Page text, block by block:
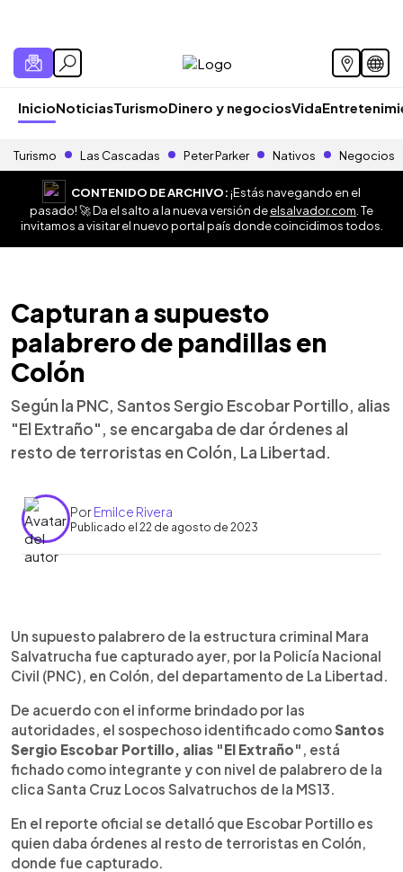
InicioNoticiasTurismoDinero y negociosVida
Turismo Las Cascadas Peter Parker Nativos Negocios
CONTENIDO DE ARCHIVO:¡Estás navegando en el
pasado! 🚀 Da el salto a la nueva versión deelsalvador.com . Te
invitamos a visitar el nuevo portal país donde coincidimos todos.
Capturan a supuesto
palabrero de pandillas en
Colón
Según la PNC, Santos Sergio Escobar Portillo, alias
"El Extraño", se encargaba de dar órdenes al
resto de terroristas en Colón, La Libertad.
PorEmilce Rivera
Publicado el 22 de agosto de 2023
Escuchar artículo
Un supuesto palabrero de la estructura criminal Mara
Salvatrucha fue capturado ayer, por la Policía Nacional
Civil (PNC), en Colón, del departamento de La Libertad.
De acuerdo con el informe brindado por las
autoridades, el sospechoso identificado comoSantos
Sergio Escobar Portillo, alias "El Extraño" , está
fichado como integrante y con nivel de palabrero de la
clica Santa Cruz Locos Salvatruchos de la MS13.
En el reporte oficial se detalló que Escobar Portillo es
quien daba órdenes al resto de terroristas en Colón,
donde fue capturado.